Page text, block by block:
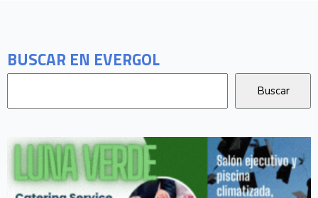
BUSCAR EN EVERGOL